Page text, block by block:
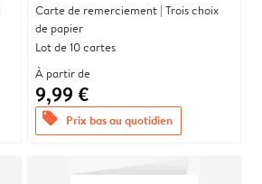
Carte de remerciement | Trois choix
de papier
Lot de 10 cartes
À partir de
9,99 €
offers Prix bas au quotidien